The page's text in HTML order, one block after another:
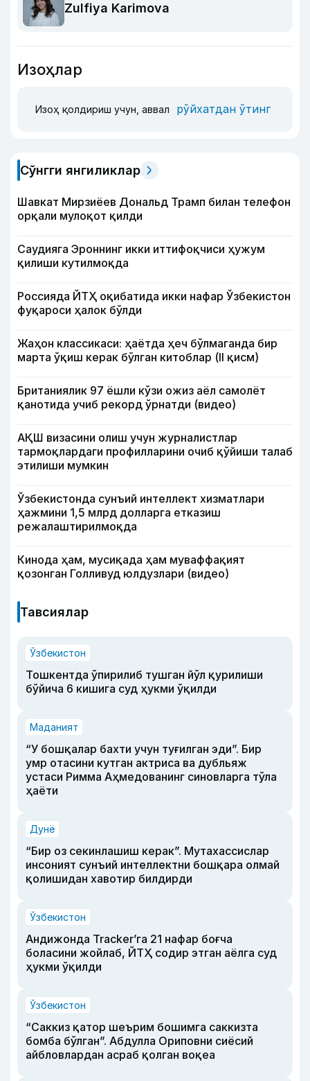
Zulfiya Karimova
Изоҳлар
Изоҳ қолдириш учун, аввал рўйхатдан ўтинг
Сўнгги янгиликлар
Шавкат Мирзиёев Дональд Трамп билан телефон
орқали мулоқот қилди
Саудияга Эроннинг икки иттифоқчиси ҳужум
қилиши кутилмоқда
Россияда ЙТҲ оқибатида икки нафар Ўзбекистон
фуқароси ҳалок бўлди
Жаҳон классикаси: ҳаётда ҳеч бўлмаганда бир
марта ўқиш керак бўлган китоблар (II қисм)
Британиялик 97 ёшли кўзи ожиз аёл самолёт
қанотида учиб рекорд ўрнатди (видео)
АҚШ визасини олиш учун журналистлар
тармоқлардаги профилларини очиб қўйиши талаб
этилиши мумкин
Ўзбекистонда сунъий интеллект хизматлари
ҳажмини 1,5 млрд долларга етказиш
режалаштирилмоқда
Кинода ҳам, мусиқада ҳам муваффақият
қозонган Голливуд юлдузлари (видео)
Тавсиялар
Ўзбекистон
Тошкентда ўпирилиб тушган йўл қурилиши
бўйича 6 кишига суд ҳукми ўқилди
Маданият
“У бошқалар бахти учун туғилган эди”. Бир
умр отасини кутган актриса ва дубльяж
устаси Римма Аҳмедованинг синовларга тўла
ҳаёти
Дунё
“Бир оз секинлашиш керак”. Мутахассислар
инсоният сунъий интеллектни бошқара олмай
қолишидан хавотир билдирди
Ўзбекистон
Андижонда Tracker’га 21 нафар боғча
боласини жойлаб, ЙТҲ содир этган аёлга суд
ҳукми ўқилди
Ўзбекистон
“Саккиз қатор шеърим бошимга саккизта
бомба бўлган”. Абдулла Ориповни сиёсий
айбловлардан асраб қолган воқеа